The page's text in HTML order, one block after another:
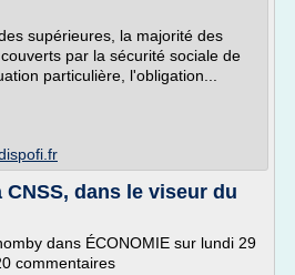
supérieures, la majorité des
par la sécurité sociale de
particulière, l'obligation...
CNSS, dans le viseur du
dans ÉCONOMIE sur lundi 29
commentaires